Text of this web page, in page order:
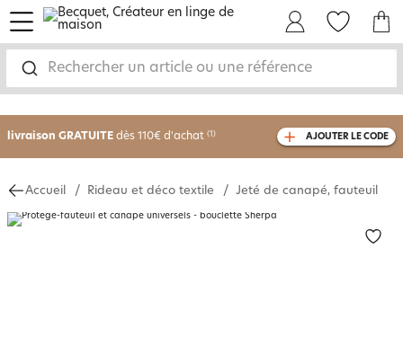
Rechercher un article ou une référence
menu
-30% sur votre commandedès 2 articles
livraison GRATUITE dès 110€ d'achat (1) AJOUTER LE CODE
Accueil Rideau et déco textile Jeté de canapé, fauteuil